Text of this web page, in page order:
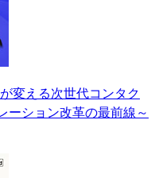
変える次世代コンタク
ーション改革の最前線～